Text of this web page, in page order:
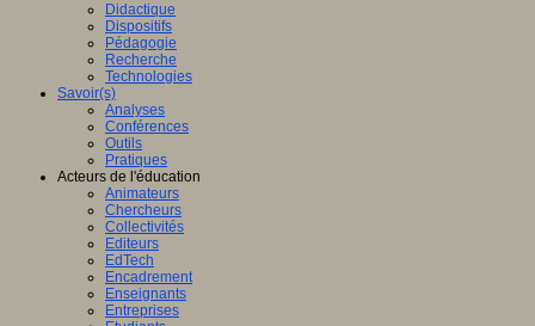
Didactique
Dispositifs
Pédagogie
Recherche
Technologies
Savoir(s)
Analyses
Conférences
Outils
Pratiques
Acteurs de l'éducation
Animateurs
Chercheurs
Collectivités
Editeurs
EdTech
Encadrement
Enseignants
Entreprises